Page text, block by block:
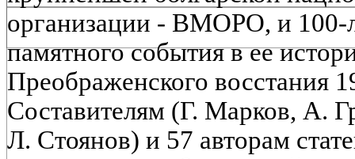
организации - ВМОРО, и 100-
памятного события в ее
Преображенского восстания
Составителям (Г. Марков, А.
Л. Стоянов) и 57 авторам